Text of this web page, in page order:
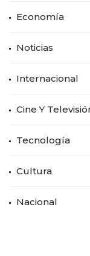
Economía
Noticias
Internacional
Cine Y
Tecnología
Cultura
Nacional